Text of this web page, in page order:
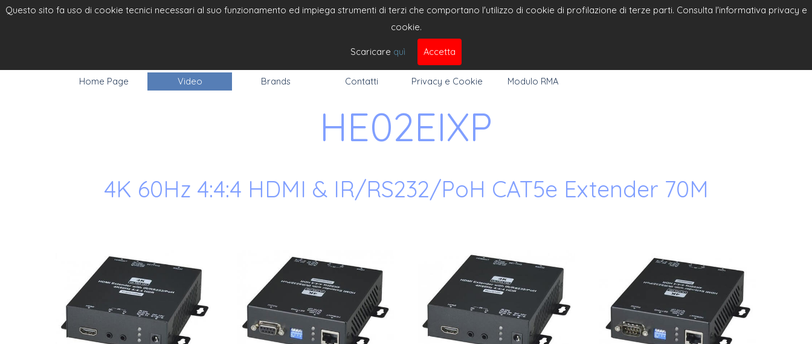
Questo sito fa uso di cookie tecnici necessari al suo funzionamento ed impiega strumenti di terzi che comportano l'utilizzo di cookie di profilazione di terze parti. Consulta l'informativa privacy e
cookie.
Scaricare quì Accetta
Home Page Video Brands Contatti Privacy e Cookie Modulo RMA
HE02EIXP
4K 60Hz 4:4:4 HDMI & IR/RS232/PoH CAT5e Extender 70M